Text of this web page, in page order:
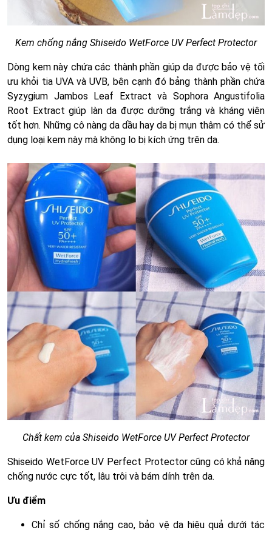
Kem chống nắng Shiseido WetForce UV Perfect Protector
Dòng kem này chứa các thành phần giúp da được bảo vệ tối
ưu khỏi tia UVA và UVB, bên cạnh đó bảng thành phần chứa
Syzygium Jambos Leaf Extract và Sophora Angustifolia
Root Extract giúp làn da được dưỡng trắng và kháng viên
tốt hơn. Những cô nàng da dầu hay da bị mụn thâm có thể sử
dụng loại kem này mà không lo bị kích ứng trên da.
Chất kem của Shiseido WetForce UV Perfect Protector
Shiseido WetForce UV Perfect Protector cũng có khả năng
chống nước cực tốt, lâu trôi và bám dính trên da.
Ưu điểm
Chỉ số chống nắng cao, bảo vệ da hiệu quả dưới tác